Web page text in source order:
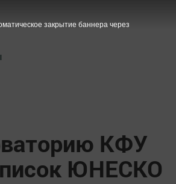
КФУ
ЮНЕСКО
закрытие баннера через